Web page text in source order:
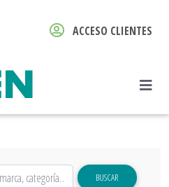
ACCESO CLIENTES
BUSCAR